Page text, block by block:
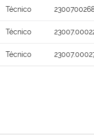
Técnico
Técnico
Técnico